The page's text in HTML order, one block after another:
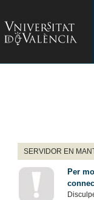
SERVIDOR EN
Per